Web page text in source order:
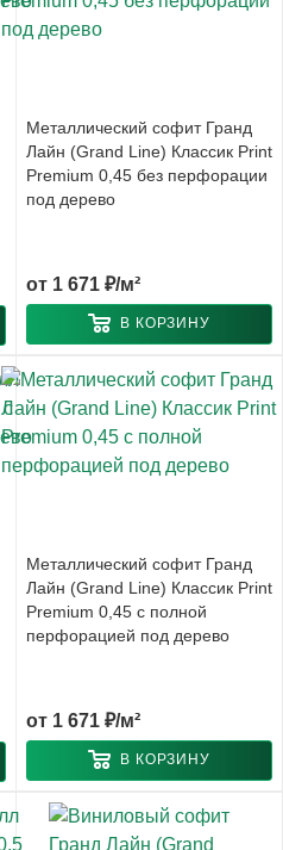
Металлический софит Гранд
Лайн (Grand Line) Классик Print
Premium 0,45 без перфорации
под дерево
от 1 671 ₽/м²
В КОРЗИНУ
Металлический софит Гранд
Лайн (Grand Line) Классик Print
Premium 0,45 с полной
перфорацией под дерево
от 1 671 ₽/м²
В КОРЗИНУ